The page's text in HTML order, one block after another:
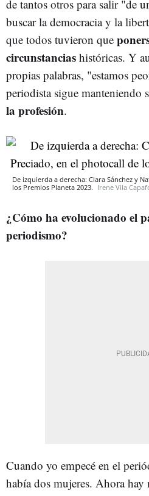
de tantos otros para salir "de
buscar la democracia y la
que todos tuvieron que
circunstancias históricas. Y
propias palabras, "estamos
periodista sigue manteniendo
la profesión.
De izquierda a derecha: Clara Sánchez y
los Premios Planeta 2023. Irene Vila
¿Cómo ha evolucionado el
periodismo?
Cuando yo empecé en el
había dos mujeres. Ahora hay